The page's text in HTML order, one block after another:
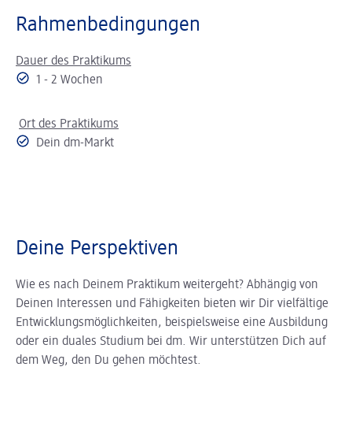
Rahmenbedingungen
Dauer des Praktikums
1 - 2 Wochen
Ort des Praktikums
Dein dm-Markt
Deine Perspektiven
Wie es nach Deinem Praktikum weitergeht? Abhängig von
Deinen Interessen und Fähigkeiten bieten wir Dir vielfältige
Entwicklungsmöglichkeiten, beispielsweise eine Ausbildung
oder ein duales Studium bei dm. Wir unterstützen Dich auf
dem Weg, den Du gehen möchtest.